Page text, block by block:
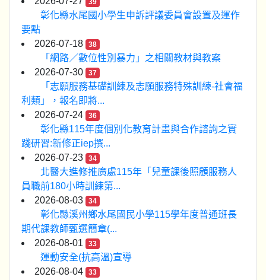
39
彰化縣水尾國小學生申訴評議委員會設置及運作
要點
2026-07-18
38
「網路／數位性別暴力」之相關教材與教案
2026-07-30
37
「志願服務基礎訓練及志願服務特殊訓練-社會福
利類」，報名即將...
2026-07-24
36
彰化縣115年度個別化教育計畫與合作諮詢之實
踐研習:新修正iep撰...
2026-07-23
34
北醫大進修推廣處115年「兒童課後照顧服務人
員職前180小時訓練第...
2026-08-03
34
彰化縣溪州鄉水尾國民小學115學年度普通班長
期代課教師甄選簡章(...
2026-08-01
33
運動安全(抗高溫)宣導
2026-08-04
33